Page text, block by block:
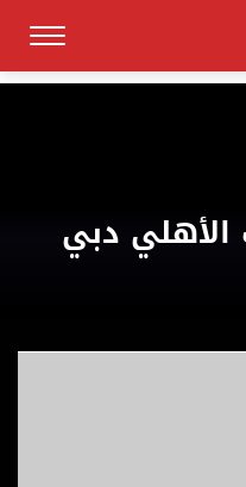
دبي